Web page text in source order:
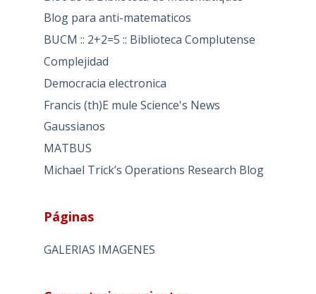
Blog para anti-matematicos
BUCM :: 2+2=5 :: Biblioteca Complutense
Complejidad
Democracia electronica
Francis (th)E mule Science's News
Gaussianos
MATBUS
Michael Trick’s Operations Research Blog
Páginas
GALERIAS IMAGENES